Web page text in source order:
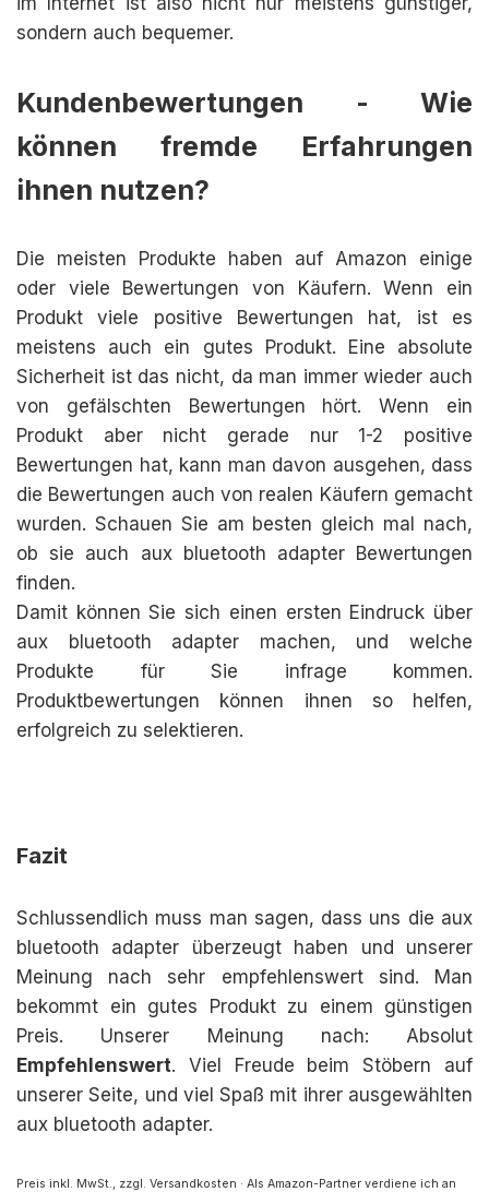
sondern auch bequemer.
Kundenbewertungen - Wie
können fremde Erfahrungen
ihnen nutzen?
Die meisten Produkte haben auf Amazon einige
oder viele Bewertungen von Käufern. Wenn ein
Produkt viele positive Bewertungen hat, ist es
meistens auch ein gutes Produkt. Eine absolute
Sicherheit ist das nicht, da man immer wieder auch
von gefälschten Bewertungen hört. Wenn ein
Produkt aber nicht gerade nur 1-2 positive
Bewertungen hat, kann man davon ausgehen, dass
die Bewertungen auch von realen Käufern gemacht
wurden. Schauen Sie am besten gleich mal nach,
ob sie auch aux bluetooth adapter Bewertungen
finden.
Damit können Sie sich einen ersten Eindruck über
aux bluetooth adapter machen, und welche
Produkte für Sie infrage kommen.
Produktbewertungen können ihnen so helfen,
erfolgreich zu selektieren.
Fazit
Schlussendlich muss man sagen, dass uns die aux
bluetooth adapter überzeugt haben und unserer
Meinung nach sehr empfehlenswert sind. Man
bekommt ein gutes Produkt zu einem günstigen
Preis. Unserer Meinung nach: Absolut
Empfehlenswert. Viel Freude beim Stöbern auf
unserer Seite, und viel Spaß mit ihrer ausgewählten
aux bluetooth adapter.
Preis inkl. MwSt., zzgl. Versandkosten · Als Amazon-Partner verdiene ich an